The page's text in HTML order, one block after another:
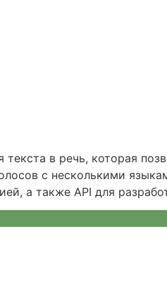
в речь, которая
с несколькими
а также API для